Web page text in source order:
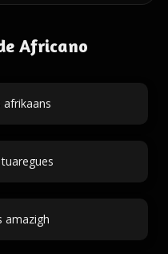
Africano
afrikaans
amazigh